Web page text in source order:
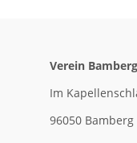
Verein
Im
96050 Bamberg